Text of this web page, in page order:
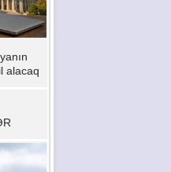
alacaq